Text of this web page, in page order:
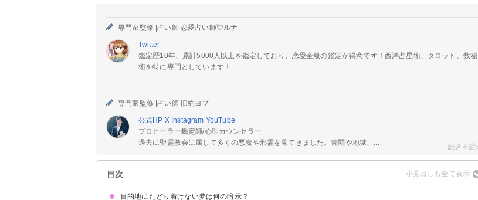
専門家監修 |占い師 恋愛占い師💘ルナ
Twitter
鑑定歴10年、累計5000人以上を鑑定しており、恋愛全般の鑑定が得意です！西洋占星術、タロット、数秘
術を特に専門としています！
専門家監修 |占い師 旧約ヨブ
公式HP X Instagram YouTube
プロヒーラー鑑定師/心理カウンセラー
過去に聖霊教会に属して多くの悪魔や邪霊を見てきました。苦悶や地獄、...
目次
目的地にたどり着けない夢は何の暗示？